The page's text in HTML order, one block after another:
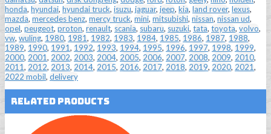
honda, hyundai, hyundai truck, isuzu, jaguar, jeep, kia, land rover, lexus,
mazda, mercedes benz, mercy truck, mini, mitsubishi, nissan, nissan ud,
opel, peugeot, proton, renault, scania, subaru, suzuki, tata, toyota, volvo,
vw, wuling, 1980, 1981, 1982, 1983, 1984, 1985, 1986, 1987, 1988,
1989, 1990, 1991, 1992, 1993, 1994, 1995, 1996, 1997, 1998, 1999,
2000, 2001, 2002, 2003, 2004, 2005, 2006, 2007, 2008, 2009, 2010,
2011, 2012, 2013, 2014, 2015, 2016, 2017, 2018, 2019, 2020, 2021,
2022 mobil, delivery
Related Products